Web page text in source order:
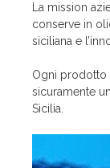
La mission
conserve in
siciliana e
Ogni prodotto
sicuramente
Sicilia.